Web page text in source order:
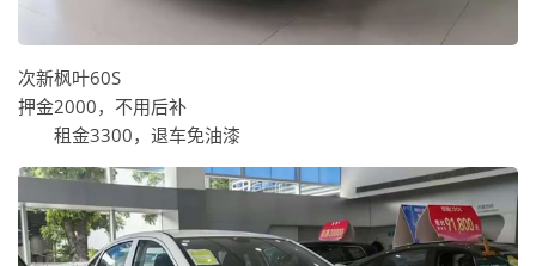
次新枫叶60S
押金2000，不用后补
租金3300，退车免油漆